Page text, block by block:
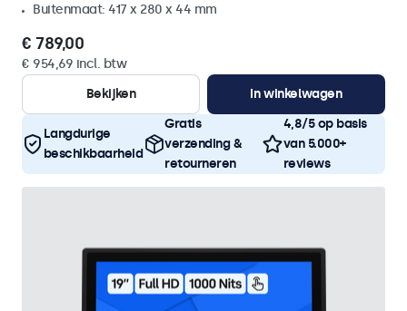
Buitenmaat: 417 x 280 x 44 mm
€ 789,00
€ 954,69 incl. btw
Bekijken
In winkelwagen
Langdurige
beschikbaarheid
Gratis
verzending &
retourneren
4,8/5 op basis
van 5.000+
reviews